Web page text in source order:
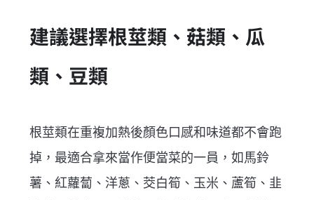
建議選擇根莖類、菇類、瓜
類、豆類
根莖類在重複加熱後顏色口感和味道都不會跑
掉，最適合拿來當作便當菜的一員，如馬鈴
薯、紅蘿蔔、洋蔥、茭白筍、玉米、蘆筍、韭